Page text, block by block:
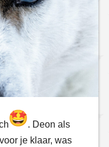
. Deon als
je klaar, was